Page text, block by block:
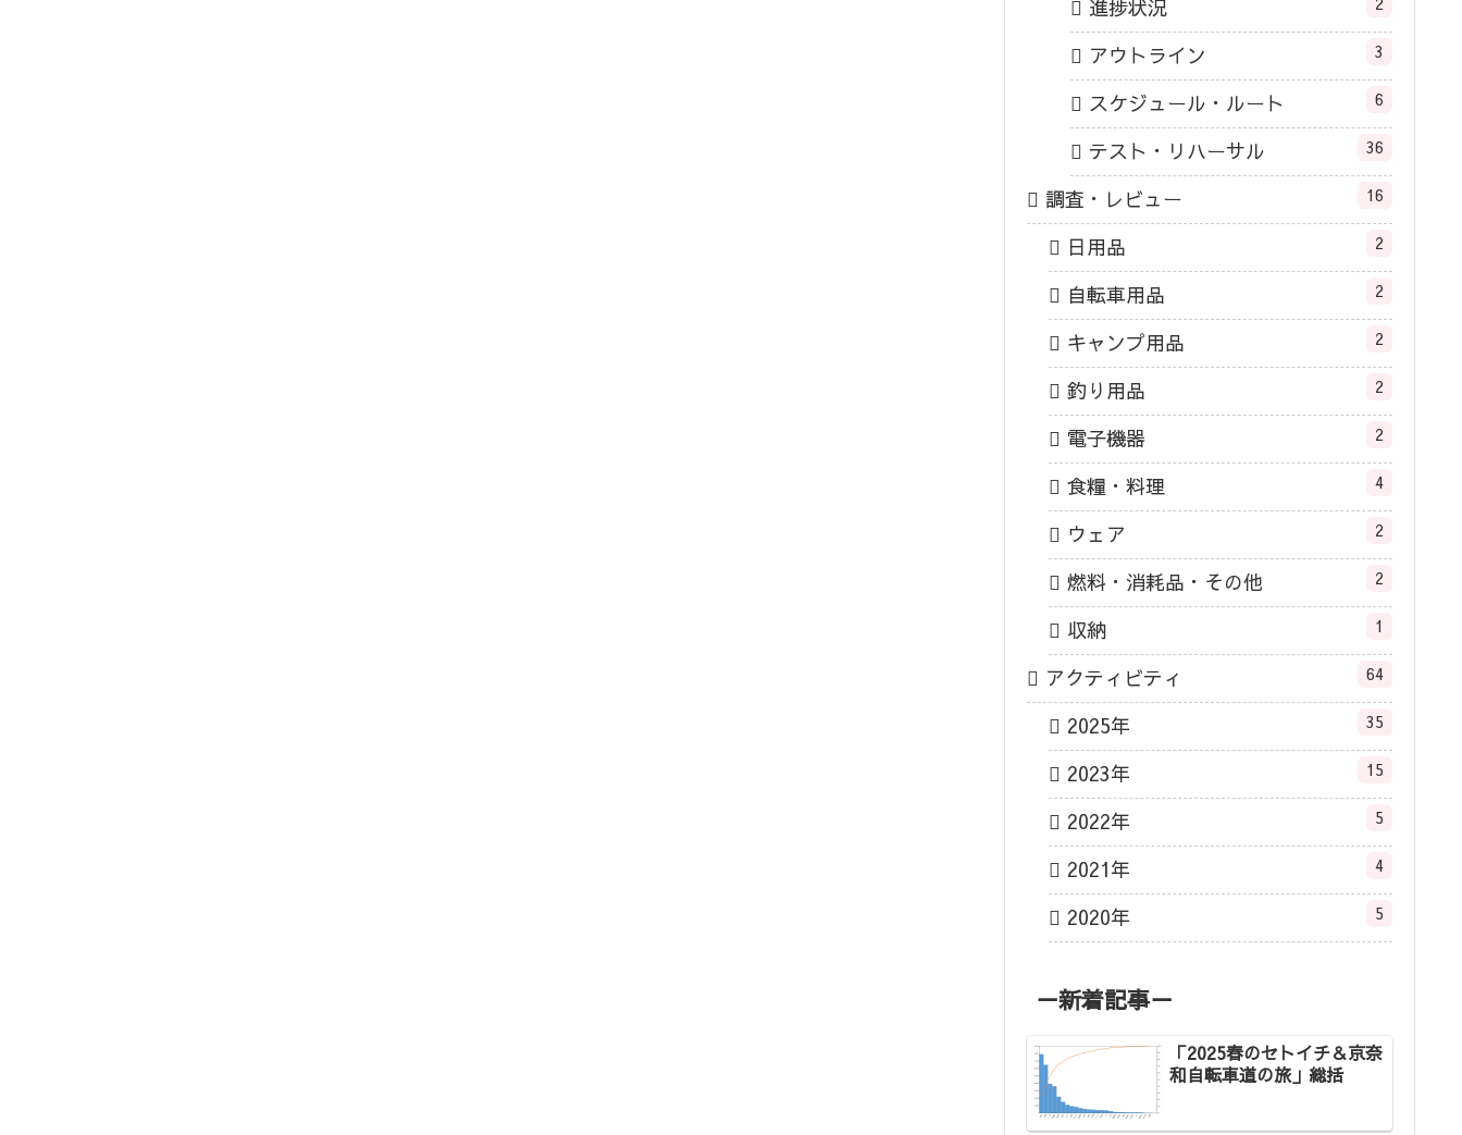
進捗状況
アウトライン 3
スケジュール・ルート 6
テスト・リハーサル 36
調査・レビュー 16
日用品 2
自転車用品 2
キャンプ用品 2
釣り用品 2
電子機器 2
食糧・料理 4
ウェア 2
燃料・消耗品・その他 2
収納 1
アクティビティ 64
2025年 35
2023年 15
2022年 5
2021年 4
2020年 5
－新着記事－
「2025春のセトイチ＆京奈
和自転車道の旅」総括